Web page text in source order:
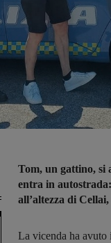
Tom, un gattino, si
entra in
all’altezza di
La vicenda ha avuto